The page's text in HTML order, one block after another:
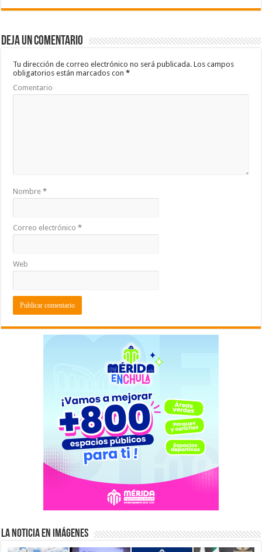
e
b
o
o
k
tt
er
at
sA
p
p
m
ar
ti
Deja un comentario
Tu dirección de correo electrónico no será publicada. Los campos
obligatorios están marcados con*
Comentario
Nombre*
Correo electrónico*
Web
La Noticia en Imágenes